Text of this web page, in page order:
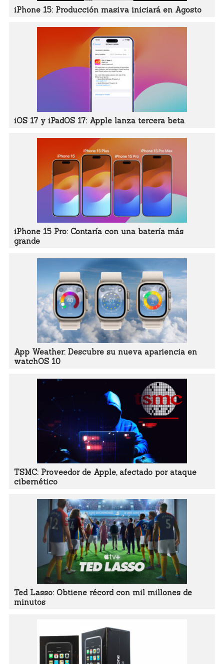
iPhone 15: Producción masiva iniciará en Agosto
iOS 17 y iPadOS 17: Apple lanza tercera beta
iPhone 15 Pro: Contaría con una batería más
grande
App Weather: Descubre su nueva apariencia en
watchOS 10
TSMC: Proveedor de Apple, afectado por ataque
cibernético
Ted Lasso: Obtiene récord con mil millones de
minutos